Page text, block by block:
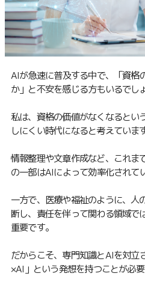
AIが急速に普及する中で、「資格
か」と不安を感じる方もいるでし
私は、資格の価値がなくなるとい
しにくい時代になると考えていま
情報整理や文章作成など、これま
の一部はAIによって効率化されて
一方で、医療や福祉のように、人
断し、責任を伴って関わる領域で
重要です。
だからこそ、専門知識とAIを対立
×AI」という発想を持つことが必要